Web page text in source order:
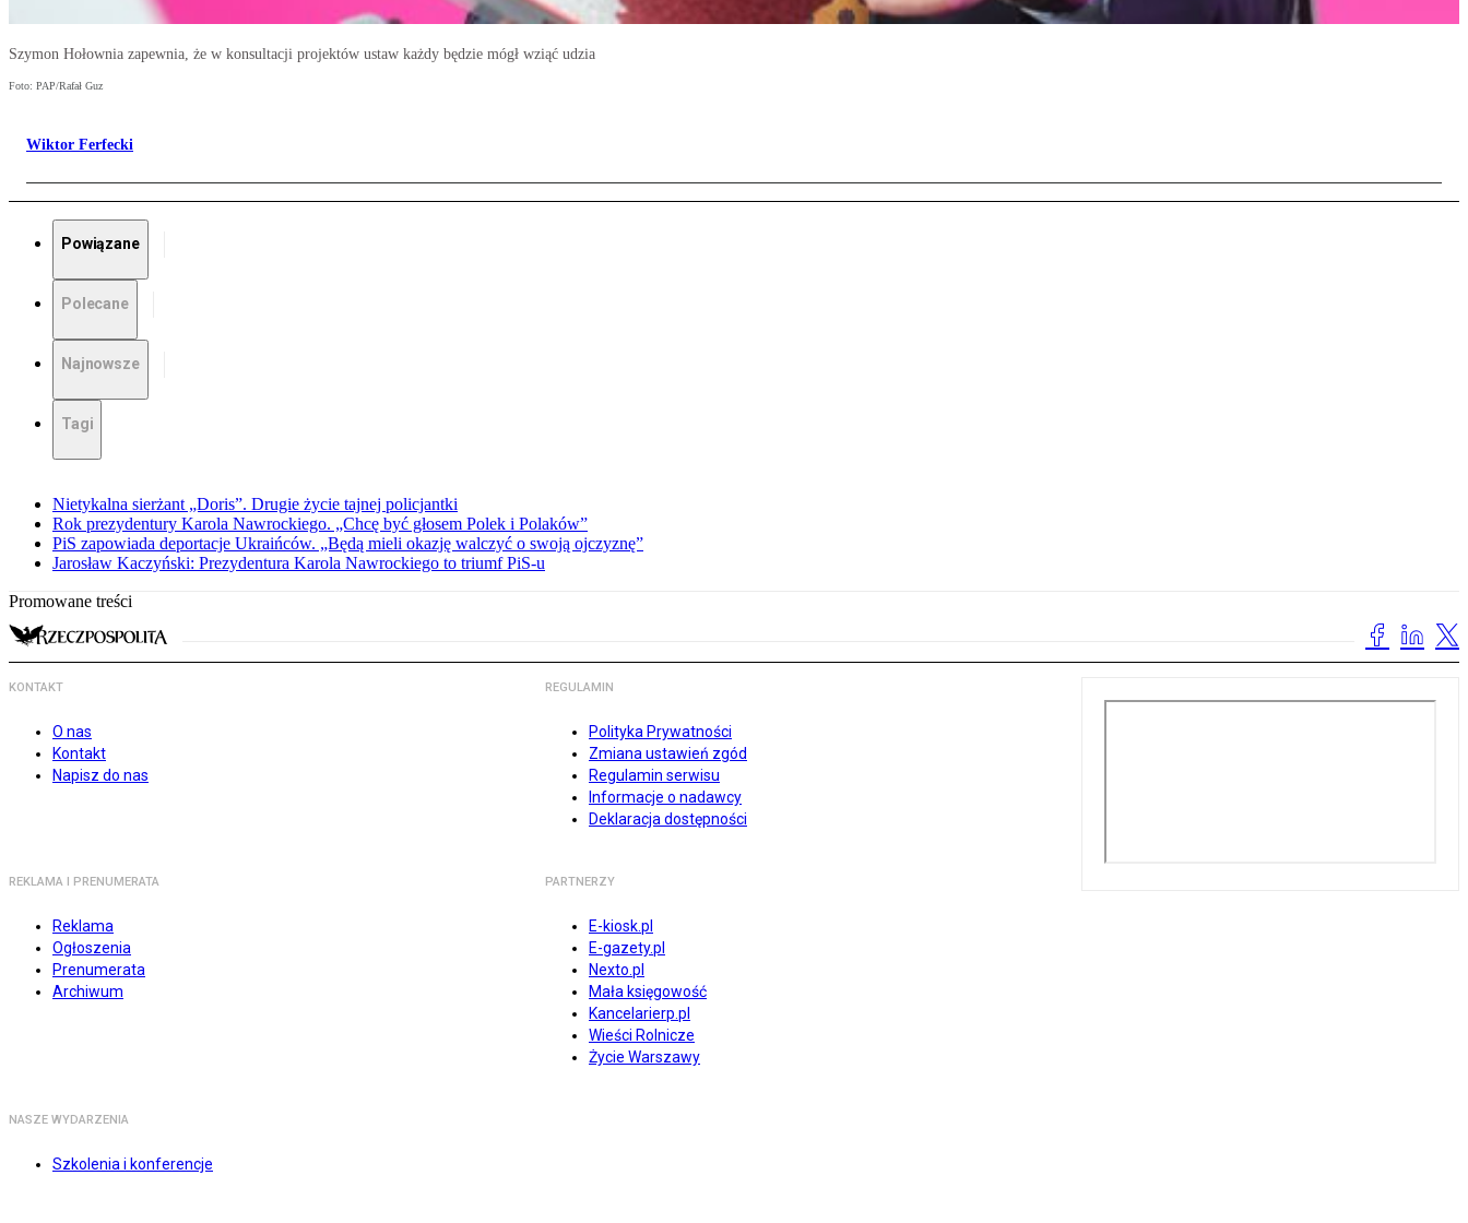
Szymon Hołownia zapewnia, że w konsultacji projektów ustaw każdy będzie mógł wziąć udzia
Foto: PAP/Rafał Guz
Wiktor Ferfecki
Powiązane
Polecane
Najnowsze
Tagi
Nietykalna sierżant „Doris”. Drugie życie tajnej policjantki
Rok prezydentury Karola Nawrockiego. „Chcę być głosem Polek i Polaków”
PiS zapowiada deportacje Ukraińców. „Będą mieli okazję walczyć o swoją ojczyznę”
Jarosław Kaczyński: Prezydentura Karola Nawrockiego to triumf PiS-u
Promowane treści
KONTAKT
O nas
Kontakt
Napisz do nas
REGULAMIN
Polityka Prywatności
Zmiana ustawień zgód
Regulamin serwisu
Informacje o nadawcy
Deklaracja dostępności
REKLAMA I PRENUMERATA
Reklama
Ogłoszenia
Prenumerata
Archiwum
PARTNERZY
E-kiosk.pl
E-gazety.pl
Nexto.pl
Mała księgowość
Kancelarierp.pl
Wieści Rolnicze
Życie Warszawy
NASZE WYDARZENIA
Szkolenia i konferencje